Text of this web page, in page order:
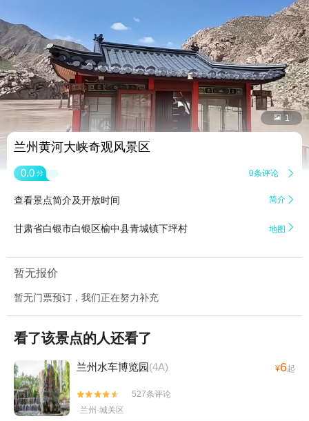
 1
兰州黄河大峡奇观风景区
0.0 分 0条评论 
查看景点简介及开放时间 简介 
甘肃省白银市白银区榆中县青城镇下坪村 地图 
暂无报价
暂无门票预订，我们正在努力补充
看了该景点的人还看了
兰州水车博览园(4A) ¥6起


527条评论
兰州·城关区